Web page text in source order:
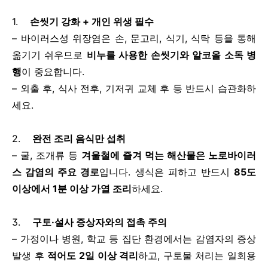
1. 손씻기 강화 + 개인 위생 필수
– 바이러스성 위장염은 손, 문고리, 식기, 식탁 등을 통해
옮기기 쉬우므로 비누를 사용한 손씻기와 알코올 소독 병
행이 중요합니다.
– 외출 후, 식사 전후, 기저귀 교체 후 등 반드시 습관화하
세요.
2. 완전 조리 음식만 섭취
– 굴, 조개류 등 겨울철에 즐겨 먹는 해산물은 노로바이러
스 감염의 주요 경로입니다. 생식은 피하고 반드시85도
이상에서 1분 이상 가열 조리하세요.
3. 구토·설사 증상자와의 접촉 주의
– 가정이나 병원, 학교 등 집단 환경에서는 감염자의 증상
발생 후 적어도 2일 이상 격리하고, 구토물 처리는 일회용